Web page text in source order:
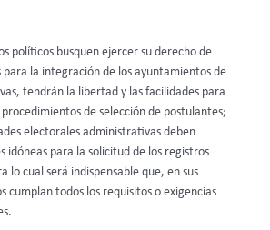
políticos busquen ejercer su derecho de
la integración de los ayuntamientos de
tendrán la libertad y las facilidades para
de selección de postulantes;
electorales administrativas deben
idóneas para la solicitud de los registros
lo cual será indispensable que, en sus
cumplan todos los requisitos o exigencias